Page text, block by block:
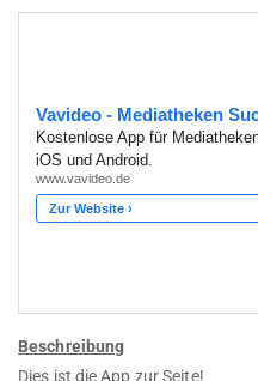
Beschreibung
Dies ist die App zur Seite!